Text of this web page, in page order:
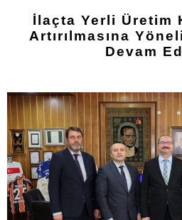
İlaçta Yerli Üretim
Artırılmasına
Devam